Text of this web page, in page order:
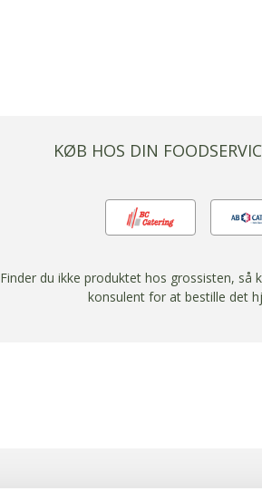
KØB HOS DIN
Finder du ikke produktet hos grossisten, så
konsulent for at bestille det